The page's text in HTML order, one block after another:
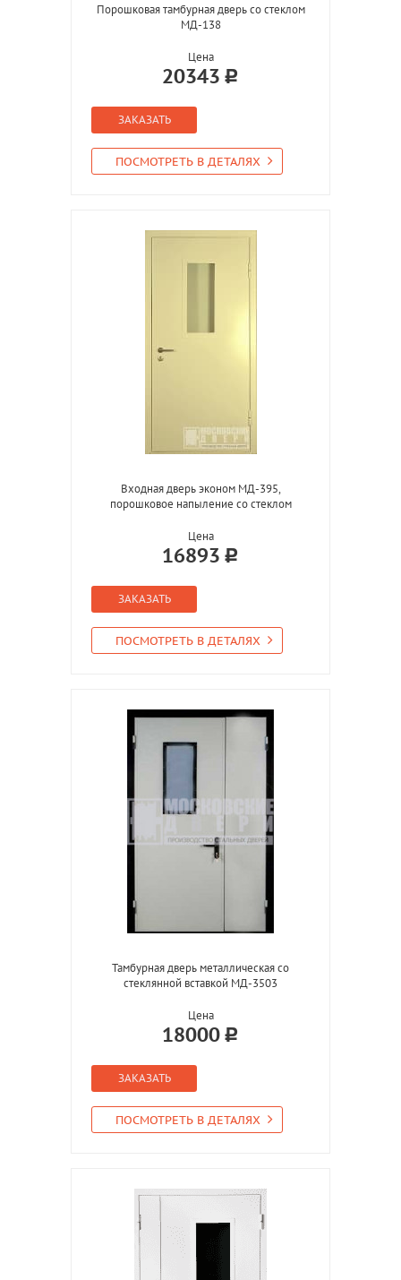
Порошковая тамбурная дверь со стеклом
МД-138
Цена
20343
ЗАКАЗАТЬ
ПОСМОТРЕТЬ В ДЕТАЛЯХ
Входная дверь эконом МД-395,
порошковое напыление со стеклом
Цена
16893
ЗАКАЗАТЬ
ПОСМОТРЕТЬ В ДЕТАЛЯХ
Тамбурная дверь металлическая со
стеклянной вставкой МД-3503
Цена
18000
ЗАКАЗАТЬ
ПОСМОТРЕТЬ В ДЕТАЛЯХ